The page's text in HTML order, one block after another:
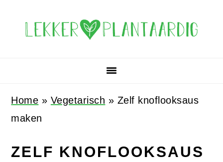
Home » Vegetarisch » Zelf knoflooksaus
maken
ZELF KNOFLOOKSAUS